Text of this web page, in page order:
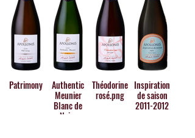
uno de sus champagnes mientras de
fondo suena una orquesta sinfónica
a todo trapo.
Patrimony
Authentic
Meunier
Blanc de
Noirs
Théodorine
rosé.png
Inspiration
de saison
2011-2012